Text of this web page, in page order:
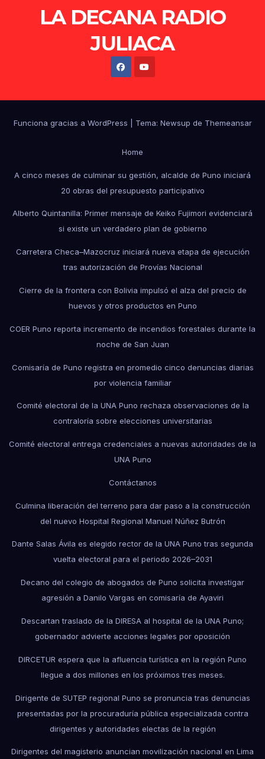
LA DECANA RADIO
JULIACA
Funciona gracias a WordPress Tema: Newsup de Themeansar
Home
A cinco meses de culminar su gestión, alcalde de Puno iniciará
20 obras del presupuesto participativo
Alberto Quintanilla: Primer mensaje de Keiko Fujimori evidenciará
si existe un verdadero plan de gobierno
Carretera Checa–Mazocruz iniciará nueva etapa de ejecución
tras autorización de Provías Nacional
Cierre de la frontera con Bolivia impulsó el alza del precio de
huevos y otros productos en Puno
COER Puno reporta incremento de incendios forestales durante la
noche de San Juan
Comisaría de Puno registra en promedio cinco denuncias diarias
por violencia familiar
Comité electoral de la UNA Puno rechaza observaciones de la
contraloría sobre elecciones universitarias
Comité electoral entrega credenciales a nuevas autoridades de la
UNA Puno
Contáctanos
Culmina liberación del terreno para dar paso a la construcción
del nuevo Hospital Regional Manuel Núñez Butrón
Dante Salas Ávila es elegido rector de la UNA Puno tras segunda
vuelta electoral para el periodo 2026–2031
Decano del colegio de abogados de Puno solicita investigar
agresión a Danilo Vargas en comisaría de Ayaviri
Descartan traslado de la DIRESA al hospital de la UNA Puno;
gobernador advierte acciones legales por oposición
DIRCETUR espera que la afluencia turística en la región Puno
llegue a dos millones en los próximos tres meses.
Dirigente de SUTEP regional Puno se pronuncia tras denuncias
presentadas por la procuraduría pública especializada contra
dirigentes y autoridades electas de la región
Dirigentes del magisterio anuncian movilización nacional en Lima